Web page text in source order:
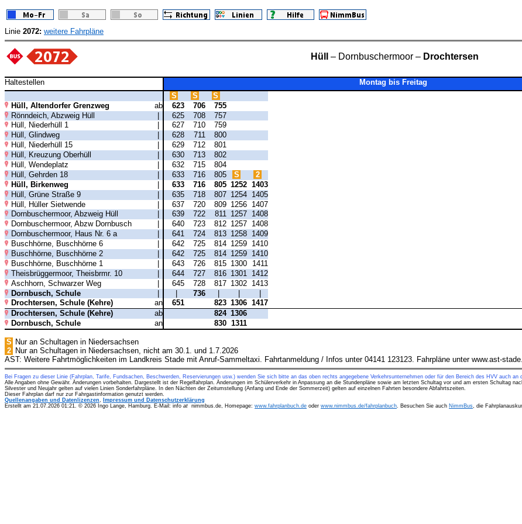
Linie 2072: weitere Fahrpläne
Hüll – Dornbuschermoor – Drochtersen
Haltestellen
Montag bis Freitag
S
S
S
Hüll, Altendorfer Grenzweg
ab 623 706
755
Rönndeich, Abzweig Hüll
| 625 708
757
Hüll, Niederhüll 1
627 710
759
Hüll, Glindweg
628 711
800
Hüll, Niederhüll 15
629 712
801
Hüll, Kreuzung Oberhüll
630 713
802
Hüll, Wendeplatz
632 715
804
Hüll, Gehrden 18
633 716 805 S
2
Hüll, Birkenweg
633 716 805 1252 1403
Hüll, Grüne Straße 9
| 635 718 807 1254 1405
Hüll, Hüller Sietwende
| 637 720 809 1256 1407
Dornbuschermoor, Abzweig Hüll
639 722 811 1257 1408
Dornbuschermoor, Abzw Dornbusch
640 723 812 1257 1408
Dornbuschermoor, Haus Nr. 6 a
641 724 813 1258 1409
Buschhörne, Buschhörne 6
642 725 814 1259 1410
Buschhörne, Buschhörne 2
642 725 814 1259 1410
Buschhörne, Buschhörne 1
643 726 815 1300
1411
Theisbrüggermoor, Theisbrmr. 10
644 727 816 1301
1412
Aschhorn, Schwarzer Weg
| 645 728 817 1302 1413
Dornbusch, Schule
| | 736 | |
|
Drochtersen, Schule (Kehre)
an 651 823 1306 1417
Drochtersen, Schule (Kehre)
ab 824 1306
Dornbusch, Schule
an 830 1311
S Nur an Schultagen in Niedersachsen
2
Nur an Schultagen in Niedersachsen, nicht am 30.1. und 1.7.2026
AST: Weitere Fahrtmöglichkeiten im Landkreis Stade mit Anruf-Sammeltaxi. Fahrtanmeldung / Infos unter 04141 123123. Fahrpläne unter www.ast-
Bei Fragen zu dieser Linie (Fahrplan, Tarife, Fundsachen, Beschwerden, Reservierungen usw.) wenden Sie sich bitte an das oben rechts angegebene Verkehrsunternehmen oder für den Bereich des HVV auch an
Alle Angaben ohne Gewähr. Änderungen vorbehalten. Dargestellt ist der Regelfahrplan. Änderungen im Schülerverkehr in Anpassung an die Stundenpläne sowie am letzten Schultag vor und am ersten Schultag
Silvester und Neujahr gelten auf vielen Linien Sonderfahrpläne. In den Nächten der Zeitumstellung (Anfang und Ende der Sommerzeit) gelten auf einzelnen Fahrten besondere Abfahrtszeiten.
Dieser Fahrplan darf nur zur Fahrgastinformation genutzt werden.
Quellenangaben und Datenlizenzen
Impressum und Datenschutzerklärung
Erstellt am 21.07.2026 01:21. © 2026 Ingo Lange, Hamburg. E-Mail: info at nimmbus.de, Homepage: www.fahrplanbuch.de oder www.nimmbus.de/fahrplanbuch . Besuchen Sie auch NimmBus , die